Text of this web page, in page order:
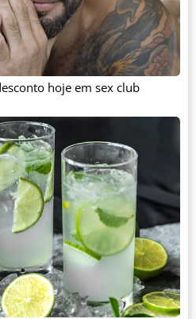
hoje em sex club